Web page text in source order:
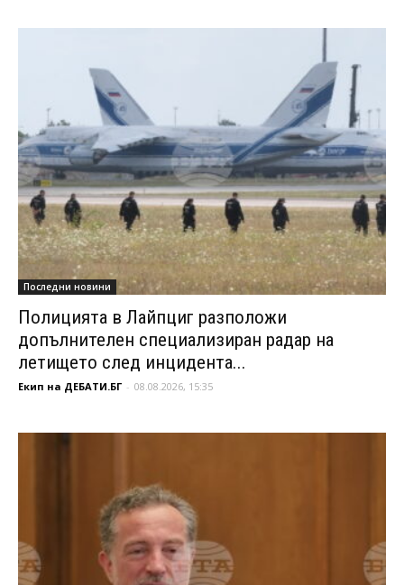
Последни новини
Полицията в Лайпциг разположи
допълнителен специализиран радар на
летището след инцидента...
Екип на ДЕБАТИ.БГ - 08.08.2026, 15:35